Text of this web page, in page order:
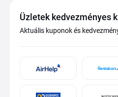
Üzletek kedvezményes
Aktuális kuponok és